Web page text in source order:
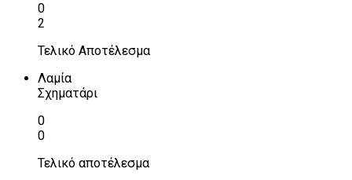
0
2
Τελικό Αποτέλεσμα
Λαμία
Σχηματάρι
0
0
Τελικό αποτέλεσμα